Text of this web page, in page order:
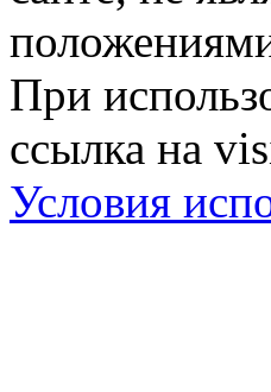
При
ссылка на
Условия